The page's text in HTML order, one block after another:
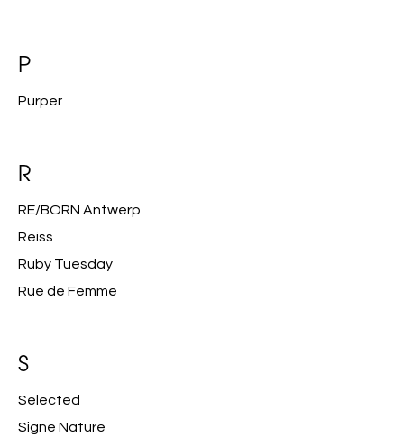
P
Purper
R
RE/BORN Antwerp
Reiss
Ruby Tuesday
Rue de Femme
S
Selected
Signe Nature